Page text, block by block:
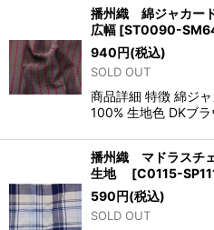
播州織 綿ジャカー
広幅 [ST0090-
940円(税込)
SOLD OUT
商品詳細 特徴 綿ジ
100% 生地色 DKブ
播州織 マドラスチ
生地
[C0115-
590円(税込)
SOLD OUT